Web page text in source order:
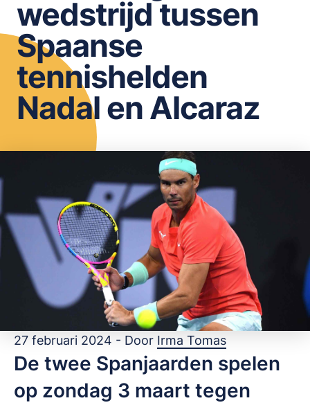
OPSLAAN
wedstrijd tussen
Spaanse
tennishelden
Nadal en Alcaraz
27 februari 2024 - Door Irma Tomas
De twee Spanjaarden spelen
op zondag 3 maart tegen